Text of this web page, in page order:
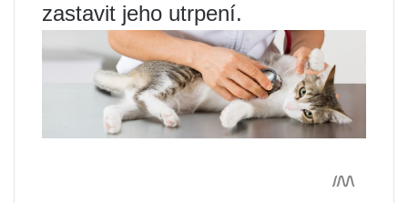
zastavit jeho utrpení.